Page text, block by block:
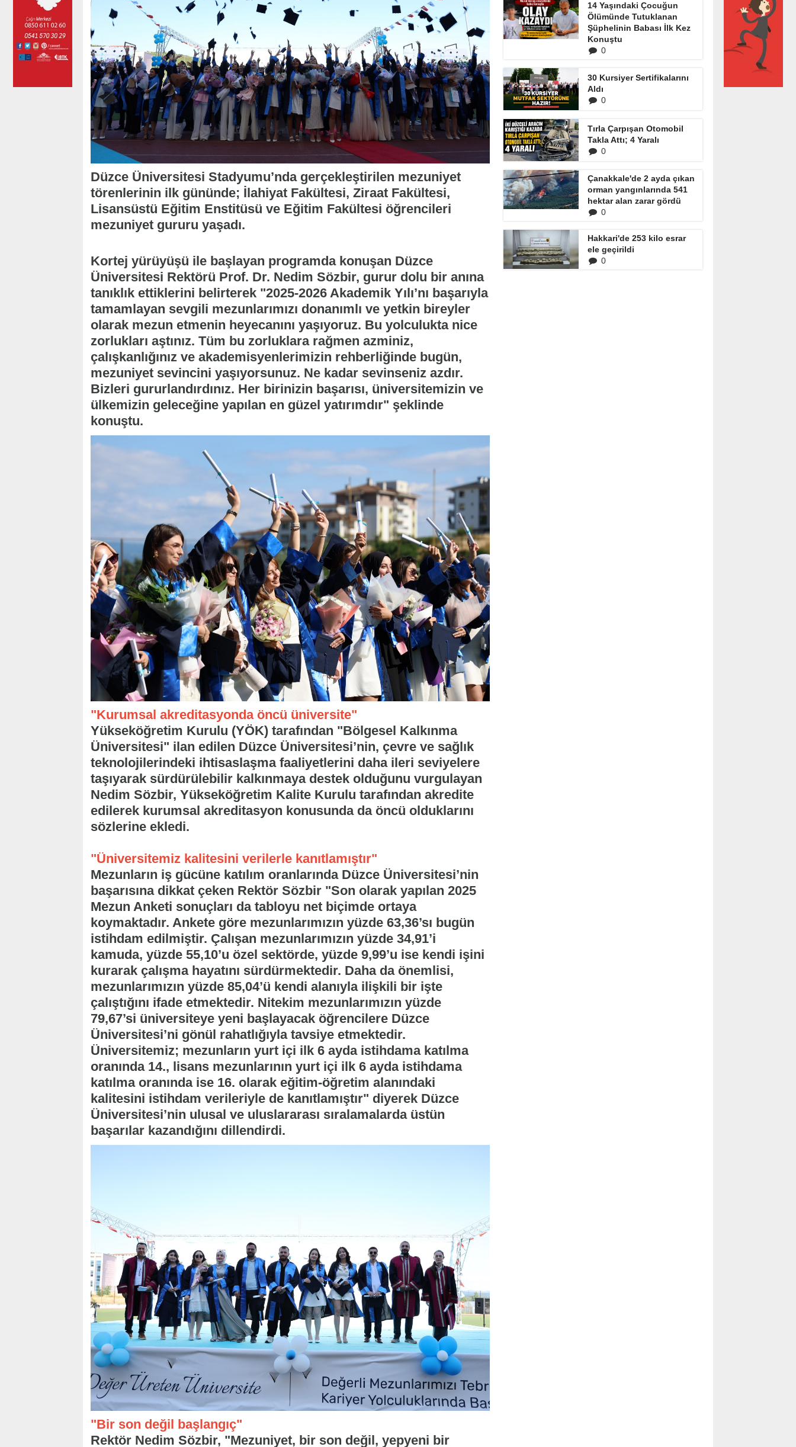
Düzce Üniversitesi Stadyumu’nda gerçekleştirilen mezuniyet
törenlerinin ilk gününde; İlahiyat Fakültesi, Ziraat Fakültesi,
Lisansüstü Eğitim Enstitüsü ve Eğitim Fakültesi öğrencileri
mezuniyet gururu yaşadı.
Kortej yürüyüşü ile başlayan programda konuşan Düzce
Üniversitesi Rektörü Prof. Dr. Nedim Sözbir, gurur dolu bir anına
tanıklık ettiklerini belirterek "2025-2026 Akademik Yılı’nı başarıyla
tamamlayan sevgili mezunlarımızı donanımlı ve yetkin bireyler
olarak mezun etmenin heyecanını yaşıyoruz. Bu yolculukta nice
zorlukları aştınız. Tüm bu zorluklara rağmen azminiz,
çalışkanlığınız ve akademisyenlerimizin rehberliğinde bugün,
mezuniyet sevincini yaşıyorsunuz. Ne kadar sevinseniz azdır.
Bizleri gururlandırdınız. Her birinizin başarısı, üniversitemizin ve
ülkemizin geleceğine yapılan en güzel yatırımdır" şeklinde
konuştu.
"Kurumsal akreditasyonda öncü üniversite"
Yükseköğretim Kurulu (YÖK) tarafından "Bölgesel Kalkınma
Üniversitesi" ilan edilen Düzce Üniversitesi’nin, çevre ve sağlık
teknolojilerindeki ihtisaslaşma faaliyetlerini daha ileri seviyelere
taşıyarak sürdürülebilir kalkınmaya destek olduğunu vurgulayan
Nedim Sözbir, Yükseköğretim Kalite Kurulu tarafından akredite
edilerek kurumsal akreditasyon konusunda da öncü olduklarını
sözlerine ekledi.
"Üniversitemiz kalitesini verilerle kanıtlamıştır"
Mezunların iş gücüne katılım oranlarında Düzce Üniversitesi’nin
başarısına dikkat çeken Rektör Sözbir "Son olarak yapılan 2025
Mezun Anketi sonuçları da tabloyu net biçimde ortaya
koymaktadır. Ankete göre mezunlarımızın yüzde 63,36’sı bugün
istihdam edilmiştir. Çalışan mezunlarımızın yüzde 34,91’i
kamuda, yüzde 55,10’u özel sektörde, yüzde 9,99’u ise kendi işini
kurarak çalışma hayatını sürdürmektedir. Daha da önemlisi,
mezunlarımızın yüzde 85,04’ü kendi alanıyla ilişkili bir işte
çalıştığını ifade etmektedir. Nitekim mezunlarımızın yüzde
79,67’si üniversiteye yeni başlayacak öğrencilere Düzce
Üniversitesi’ni gönül rahatlığıyla tavsiye etmektedir.
Üniversitemiz; mezunların yurt içi ilk 6 ayda istihdama katılma
oranında 14., lisans mezunlarının yurt içi ilk 6 ayda istihdama
katılma oranında ise 16. olarak eğitim-öğretim alanındaki
kalitesini istihdam verileriyle de kanıtlamıştır" diyerek Düzce
Üniversitesi’nin ulusal ve uluslararası sıralamalarda üstün
başarılar kazandığını dillendirdi.
"Bir son değil başlangıç"
Rektör Nedim Sözbir, "Mezuniyet, bir son değil, yepyeni bir
14 Yaşındaki Çocuğun
Ölümünde Tutuklanan
Şüphelinin Babası İlk Kez
Konuştu
0
30 Kursiyer Sertifikalarını
Aldı
0
Tırla Çarpışan Otomobil
Takla Attı; 4 Yaralı
0
Çanakkale'de 2 ayda çıkan
orman yangınlarında 541
hektar alan zarar gördü
0
Hakkari'de 253 kilo esrar
ele geçirildi
0